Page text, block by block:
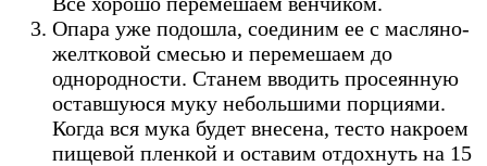
Опара уже подошла, соединим ее с масляно-
желтковой смесью и перемешаем до
однородности. Станем вводить просеянную
оставшуюся муку небольшими порциями.
Когда вся мука будет внесена, тесто накроем
пищевой пленкой и оставим отдохнуть на 15